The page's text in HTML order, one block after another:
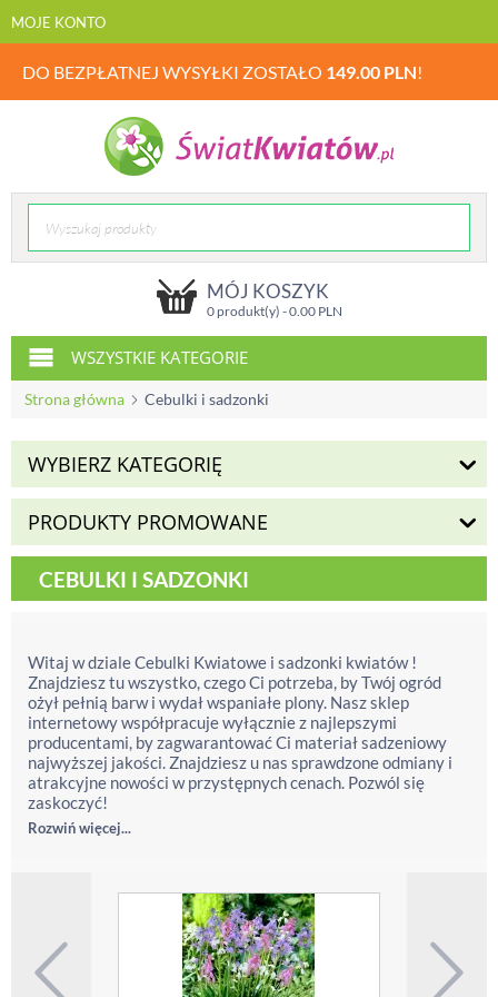
MOJE KONTO
DO BEZPŁATNEJ WYSYŁKI ZOSTAŁO 149.00 PLN!
MÓJ KOSZYK
0 produkt(y) -0.00PLN
WSZYSTKIE KATEGORIE
Strona główna Cebulki i sadzonki
WYBIERZ KATEGORIĘ
PRODUKTY PROMOWANE
CEBULKI I SADZONKI
Witaj w dziale Cebulki Kwiatowe i sadzonki kwiatów !
Znajdziesz tu wszystko, czego Ci potrzeba, by Twój ogród
ożył pełnią barw i wydał wspaniałe plony. Nasz sklep
internetowy współpracuje wyłącznie z najlepszymi
producentami, by zagwarantować Ci materiał sadzeniowy
najwyższej jakości. Znajdziesz u nas sprawdzone odmiany i
atrakcyjne nowości w przystępnych cenach. Pozwól się
zaskoczyć!
Rozwiń więcej...